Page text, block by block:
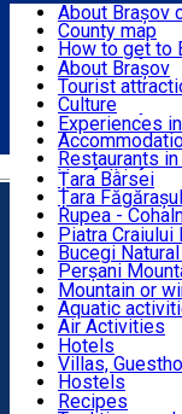
Română
BRAȘOV
EXPERIENCES
DESTINATIONS
NATURE
ACTIVE TOURISM
CULTURAL
About Brașov
County map
How to get to
Tourist
Tourist Guides
Brașov
Historical
What would a
Tourism news
Restaurants
About Brașov
Tourist
Culture
Tourist
Restaurants
Usefull
Experiences
Țara Bârsei
Țara
Rupea -
ECO
Piatra Craiului
Bucegi
Perșani
Făgăraș
Postăvarul
Măgura Codlei
Ciucaș
Protected
Other natural
Speoturism
Mountain or
Aquatic
Air Activities
Adventure,
Cycling,
Other
Hotels
Villas,
Hostels
Cottages
Recipes